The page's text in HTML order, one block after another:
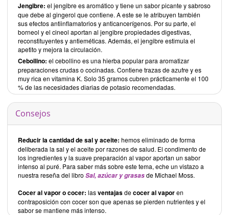
Jengibre: el jengibre es aromático y tiene un sabor picante y sabroso
que debe al gingerol que contiene. A este se le atribuyen también
sus efectos antiinflamatorios y anticancerígenos. Por su parte, el
borneol y el cineol aportan al jengibre propiedades digestivas,
reconstituyentes y antieméticas. Además, el jengibre estimula el
apetito y mejora la circulación.
Cebollino: el cebollino es una hierba popular para aromatizar
preparaciones crudas o cocinadas. Contiene trazas de azufre y es
muy rica en vitamina K. Solo 35 gramos cubren prácticamente el 100
% de las necesidades diarias de potasio recomendadas.
Consejos
Reducir la cantidad de sal y aceite: hemos eliminado de forma
deliberada la sal y el aceite por razones de salud. El condimento de
los ingredientes y la suave preparación al vapor aportan un sabor
intenso al puré. Para saber más sobre este tema, eche un vistazo a
nuestra reseña del libro Sal, azúcar y grasasde Michael Moss.
Cocer al vapor o cocer: lasventajasdecocer al vaporen
contraposición con cocer son que apenas se pierden nutrientes y el
sabor se mantiene más intenso.